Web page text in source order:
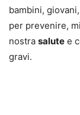
bambini,
per prevenire,
nostra salute e
gravi.